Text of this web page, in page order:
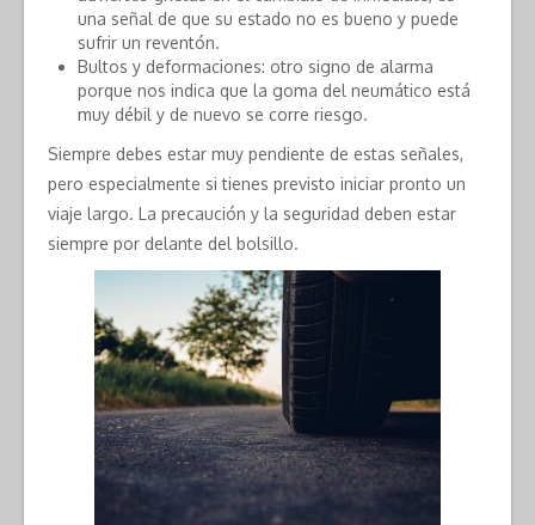
una señal de que su estado no es bueno y puede
sufrir un reventón.
Bultos y deformaciones: otro signo de alarma
porque nos indica que la goma del neumático está
muy débil y de nuevo se corre riesgo.
Siempre debes estar muy pendiente de estas señales,
pero especialmente si tienes previsto iniciar pronto un
viaje largo. La precaución y la seguridad deben estar
siempre por delante del bolsillo.